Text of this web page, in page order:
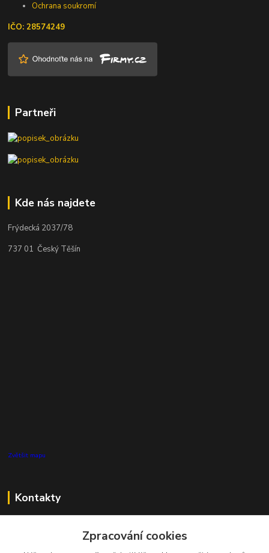
Ochrana soukromí
IČO: 28574249
Partneři
Kde nás najdete
Frýdecká 2037/78
737 01 Český Těšín
Zvětšit mapu
Kontakty
+420 727 808 115Zpracování cookies